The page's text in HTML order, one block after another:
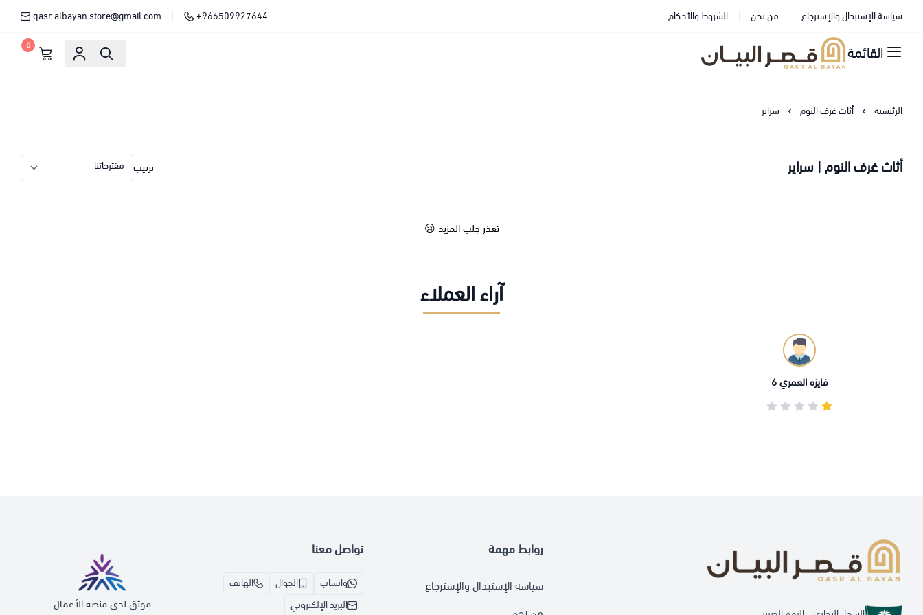
سياسة الإستبدال والإسترجاع من نحن الشروط والأحكام +966509927644
qasr.albayan.store@gmail.com
القائمةقصر البيان للمفارش والاثاث
0
الرئيسية أثاث غرف النوم سراير
أثاث غرف النوم | سراير ترتيب
تعذر جلب المزيد 😢
آراء العملاء
فايزه العمري 6
روابط مهمة
سياسة الإستبدال والإسترجاع
تواصل معنا
واتساب الجوال
الهاتف
البريد الإلكتروني
موثق لدى منصة الأعمال